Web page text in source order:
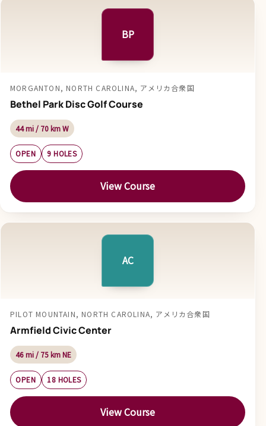
BP
MORGANTON, NORTH CAROLINA, アメリカ合衆国
Bethel Park Disc Golf Course
44 mi / 70 km W
OPEN 9 HOLES
View Course
AC
PILOT MOUNTAIN, NORTH CAROLINA, アメリカ合衆国
Armfield Civic Center
46 mi / 75 km NE
OPEN 18 HOLES
View Course